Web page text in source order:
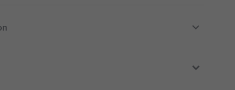
kronor (SEK), inklusive moms och exklusive porto.